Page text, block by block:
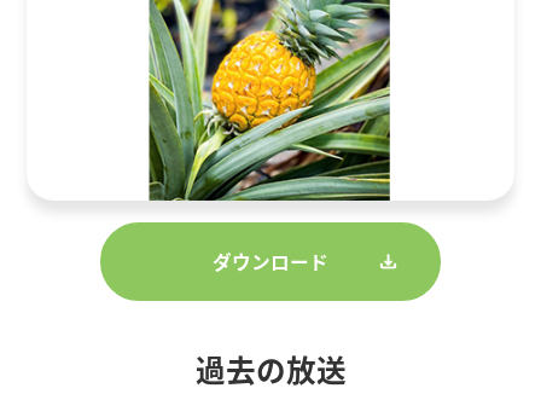
ダウンロード
過去の放送